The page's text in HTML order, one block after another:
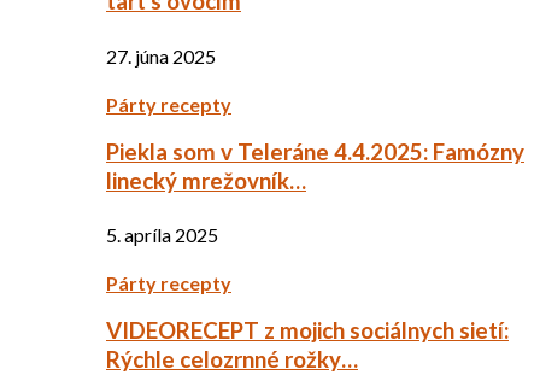
27. júna 2025
Párty recepty
Piekla som v Teleráne 4.4.2025: Famózny
linecký mrežovník…
5. apríla 2025
Párty recepty
VIDEORECEPT z mojich sociálnych sietí:
Rýchle celozrnné rožky…